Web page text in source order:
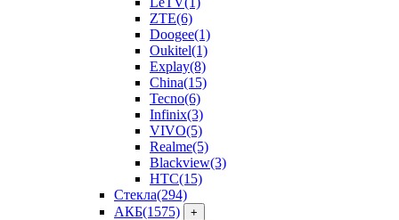
ZTE(6)
Doogee(1)
Oukitel(1)
Explay(8)
China(15)
Tecno(6)
Infinix(3)
VIVO(5)
Realme(5)
Blackview(3)
HTC(15)
Стекла(294)
АКБ(1575) +